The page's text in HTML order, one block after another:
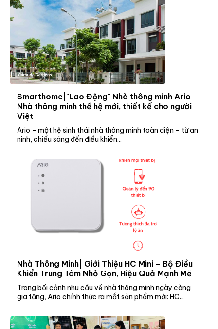
Smarthome|"Lao Động" Nhà thông minh Ario -
Nhà thông minh thế hệ mới, thiết kế cho người
Việt
Ario – một hệ sinh thái nhà thông minh toàn diện – từ an
ninh, chiếu sáng đến điều khiển...
Nhà Thông Minh| Giới Thiệu HC Mini – Bộ Điều
Khiển Trung Tâm Nhỏ Gọn, Hiệu Quả Mạnh Mẽ
Trong bối cảnh nhu cầu về nhà thông minh ngày càng
gia tăng, Ario chính thức ra mắt sản phẩm mới: HC...